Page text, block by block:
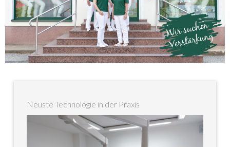
Neuste Technologie in der Praxis